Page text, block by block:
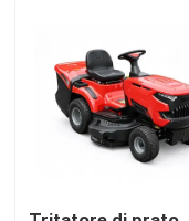
Su di noi
display di fabbrica